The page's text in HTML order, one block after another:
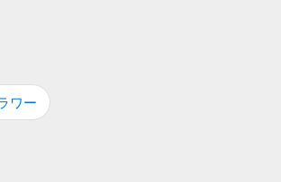
ワー